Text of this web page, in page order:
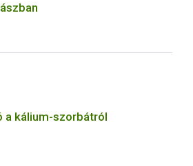
a kálium-szorbátról